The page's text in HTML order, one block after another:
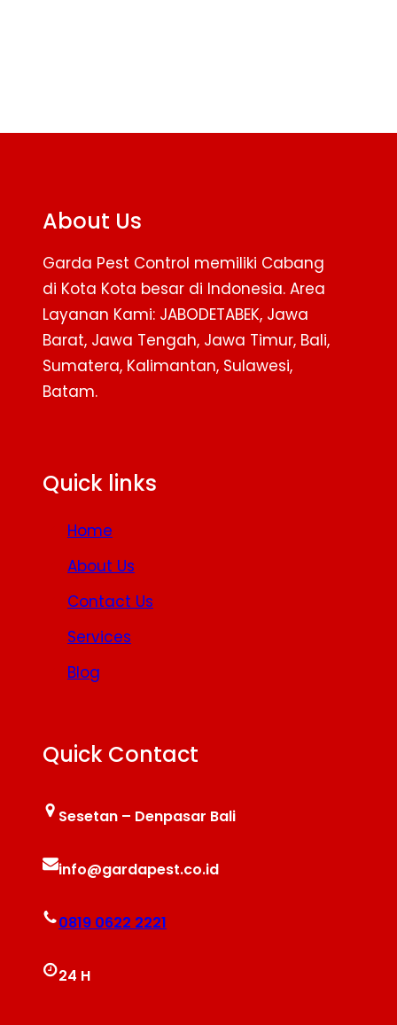
About Us
Garda Pest Control memiliki Cabang
di Kota Kota besar di Indonesia. Area
Layanan Kami: JABODETABEK, Jawa
Barat, Jawa Tengah, Jawa Timur, Bali,
Sumatera, Kalimantan, Sulawesi,
Batam.
Quick links
Home
About Us
Contact Us
Services
Blog
Quick Contact
Sesetan – Denpasar Bali
info@gardapest.co.id
0819 0622 2221
24 H